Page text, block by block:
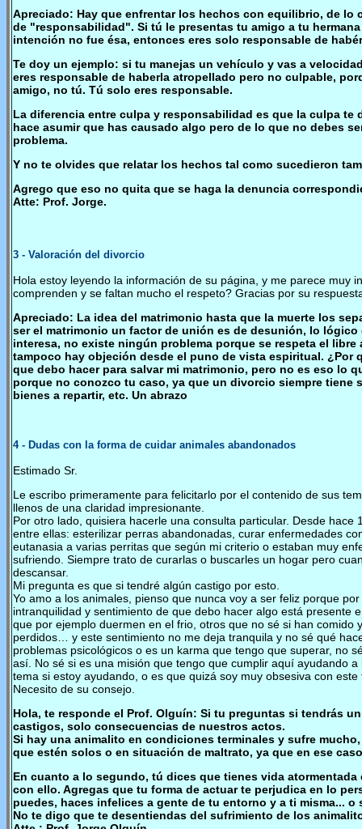
Apreciado: Hay que enfrentar los hechos con equilibrio, de
de "responsabilidad". Si tú le presentas tu amigo a tu
intención no fue ésa, entonces eres solo responsable de
Te doy un ejemplo: si tu manejas un vehículo y vas a
eres responsable de haberla atropellado pero no culpable,
amigo, no tú. Tú solo eres responsable.
La diferencia entre culpa y responsabilidad es que la culpa
hace asumir que has causado algo pero de lo que no debes
problema.
Y no te olvides que relatar los hechos tal como sucedieron
Agrego que eso no quita que se haga la denuncia
Atte: Prof. Jorge.
3 - Valoración del divorcio
Hola estoy leyendo la información de su página, y me parece
comprenden y se faltan mucho el respeto? Gracias por su
Apreciado: La idea del matrimonio hasta que la muerte los
ser el matrimonio un factor de unión es de desunión, lo
interesa, no existe ningún problema porque se respeta el
tampoco hay objeción desde el puno de vista espiritual. ¿Por
que debo hacer para salvar mi matrimonio, pero no es eso lo
porque no conozco tu caso, ya que un divorcio siempre
bienes a repartir, etc. Un abrazo
4- Dudas con la forma de cuidar animales abandonados
Estimado Sr.
Le escribo primeramente para felicitarlo por el contenido de sus
llenos de una claridad impresionante.
Por otro lado, quisiera hacerle una consulta particular. Desde
entre ellas: esterilizar perras abandonadas, curar enfermedades
eutanasia a varias perritas que según mi criterio o estaban muy
sufriendo. Siempre trato de curarlas o buscarles un hogar pero
descansar.
Mi pregunta es que si tendré algún castigo por esto.
Yo amo a los animales, pienso que nunca voy a ser feliz porque
intranquilidad y sentimiento de que debo hacer algo está
que por ejemplo duermen en el frio, otros que no sé si han
perdidos… y este sentimiento no me deja tranquila y no sé qué
problemas psicológicos o es un karma que tengo que superar, no
así. No sé si es una misión que tengo que cumplir aquí ayudando
tema si estoy ayudando, o es que quizá soy muy obsesiva con este
Necesito de su consejo.
Hola, te responde el Prof. Olguín: Si tu preguntas si tendrás
castigos, solo consecuencias de nuestros actos.
Si hay una animalito en condiciones terminales y sufre
que estén solos o en situación de maltrato, ya que en ese
En cuanto a lo segundo, tú dices que tienes vida
con ello. Agregas que tu forma de actuar te perjudica en lo
puedes, haces infelices a gente de tu entorno y a ti misma...
No te digo que te desentiendas del sufrimiento de los